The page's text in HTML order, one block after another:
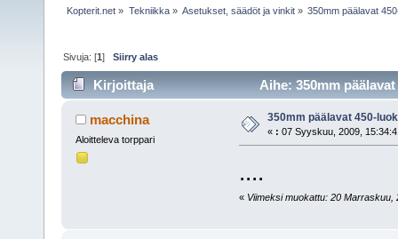
Kopterit.net » Tekniikka» Asetukset, säädöt ja vinkit» 350mm päälavat
Sivuja: [1]Siirry alas
Kirjoittaja Aihe: 350mm
macchina
Aloitteleva torppari
350mm päälavat 450-
« : 07 Syyskuu, 2009,
....
« Viimeksi muokattu: 20 Marraskuu,